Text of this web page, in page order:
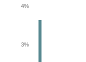
3%
4%